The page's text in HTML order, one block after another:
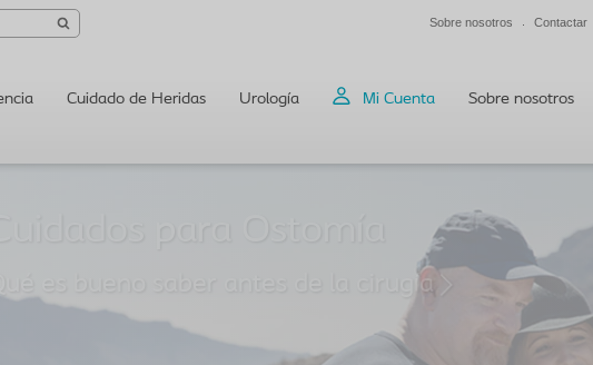
Sobre nosotros Contactar
Cuidado de Heridas Urología Mi Cuenta Sobre nosotros
es bueno saber antes de la cirugía